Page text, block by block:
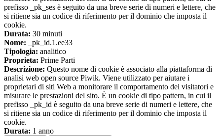
prefisso _pk_ses è seguito da una breve serie di numeri e lettere, che
si ritiene sia un codice di riferimento per il dominio che imposta il
cookie.
Durata: 30 minuti
Nome: _pk_id.1.ee33
Tipologia: analitico
Proprieta: Prime Parti
Descrizione: Questo nome di cookie è associato alla piattaforma di
analisi web open source Piwik. Viene utilizzato per aiutare i
proprietari di siti Web a monitorare il comportamento dei visitatori e
misurare le prestazioni del sito. È un cookie di tipo pattern, in cui il
prefisso _pk_id è seguito da una breve serie di numeri e lettere, che
si ritiene sia un codice di riferimento per il dominio che imposta il
cookie.
Durata: 1 anno